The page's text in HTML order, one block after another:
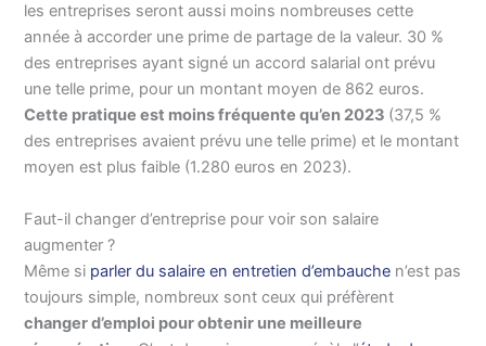
les entreprises seront aussi moins nombreuses cette
année à accorder une prime de partage de la valeur. 30 %
des entreprises ayant signé un accord salarial ont prévu
une telle prime, pour un montant moyen de 862 euros.
Cette pratique est moins fréquente qu’en 2023 (37,5 %
des entreprises avaient prévu une telle prime) et le montant
moyen est plus faible (1.280 euros en 2023).
Faut-il changer d’entreprise pour voir son salaire
augmenter ?
Même si parler du salaire en entretien d’embauche n’est pas
toujours simple, nombreux sont ceux qui préfèrent
changer d’emploi pour obtenir une meilleure